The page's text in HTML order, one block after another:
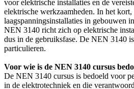
voor elektrische installaties en de
elektrische werkzaamheden. In het
laagspanningsinstallaties in gebouwen
NEN 3140 richt zich op elektrische
dus in de gebruiksfase. De NEN 3140
particulieren.
Voor wie is de NEN 3140 cursus
De NEN 3140 cursus is bedoeld voor
in de elektrotechniek en die